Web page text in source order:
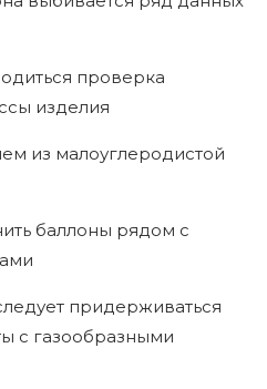
проверка
изделия
из малоуглеродистой
баллоны рядом с
придерживаться
с газообразными